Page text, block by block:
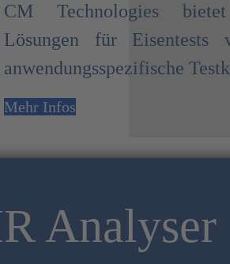
CM Technologies bietet
Lösungen für
anwendungsspezifische
Mehr Infos
Analyser